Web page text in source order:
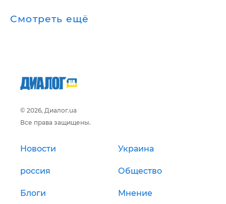
Смотреть ещё
© 2026, Диалог.ua
Все права защищены.
Новости Украина
россия Общество
Блоги Мнение